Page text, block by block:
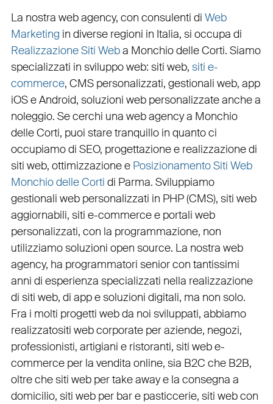
La nostra web agency, con consulenti di Web
Marketing in diverse regioni in Italia, si occupa di
Realizzazione Siti Weba Monchio delle Corti. Siamo
specializzati in sviluppo web: siti web, siti e-
commerce, CMS personalizzati, gestionali web, app
iOS e Android, soluzioni web personalizzateanche a
noleggio. Se cerchi una web agency a Monchio
delle Corti, puoi stare tranquillo in quanto ci
occupiamo di SEO, progettazione e realizzazione di
siti web, ottimizzazionee Posizionamento Siti Web
Monchio delle Corti di Parma. Sviluppiamo
gestionali web personalizzati in PHP(CMS), siti web
aggiornabili, siti e-commercee portali web
personalizzati, con la programmazione, non
utilizziamo soluzioni open source. La nostra web
agency, ha programmatori senior con tantissimi
anni di esperienza specializzati nella realizzazione
di siti web, di app e soluzioni digitali, ma non solo.
Fra i molti progetti web da noi sviluppati, abbiamo
realizzatositi web corporateperaziende, negozi,
professionisti, artigiani e ristoranti, siti web e-
commerceper la vendita online, sia B2C che B2B,
oltre chesiti web per take awaye la consegna a
domicilio, siti web per bare pasticcerie, siti web con